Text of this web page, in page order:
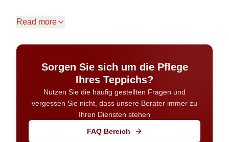
deinem Zuhause am besten?
Die kurze Antwort: überall dort, wo du
Persönlichkeit, Wärme und Charakter willst.
Handgeknüpfte Teppiche sind extrem robust, also
musst du sie nicht wie ein Museumsstück behandeln.
Read more
Sorgen Sie sich um die Pflege
Ihres Teppichs?
Nutzen Sie die häufig gestellten Fragen und
vergessen Sie nicht, dass unsere Berater immer zu
Ihren Diensten stehen
FAQ Bereich